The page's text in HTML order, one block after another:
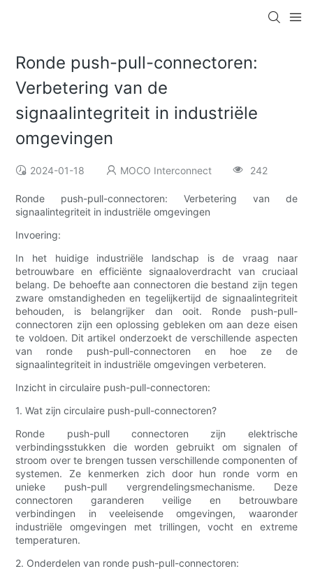
Ronde push-pull-connectoren:
Verbetering van de
signaalintegriteit in industriële
omgevingen
2024-01-18 MOCO Interconnect 242
Ronde push-pull-connectoren: Verbetering van de
signaalintegriteit in industriële omgevingen
Invoering:
In het huidige industriële landschap is de vraag naar
betrouwbare en efficiënte signaaloverdracht van cruciaal
belang. De behoefte aan connectoren die bestand zijn tegen
zware omstandigheden en tegelijkertijd de signaalintegriteit
behouden, is belangrijker dan ooit. Ronde push-pull-
connectoren zijn een oplossing gebleken om aan deze eisen
te voldoen. Dit artikel onderzoekt de verschillende aspecten
van ronde push-pull-connectoren en hoe ze de
signaalintegriteit in industriële omgevingen verbeteren.
Inzicht in circulaire push-pull-connectoren:
1. Wat zijn circulaire push-pull-connectoren?
Ronde push-pull connectoren zijn elektrische
verbindingsstukken die worden gebruikt om signalen of
stroom over te brengen tussen verschillende componenten of
systemen. Ze kenmerken zich door hun ronde vorm en
unieke push-pull vergrendelingsmechanisme. Deze
connectoren garanderen veilige en betrouwbare
verbindingen in veeleisende omgevingen, waaronder
industriële omgevingen met trillingen, vocht en extreme
temperaturen.
2. Onderdelen van ronde push-pull-connectoren: